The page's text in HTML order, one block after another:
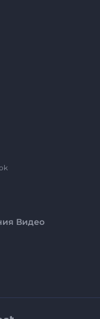
Видео